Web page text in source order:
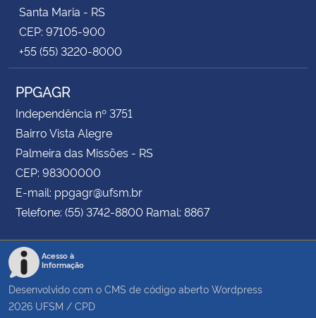
Santa Maria - RS
CEP: 97105-900
+55 (55) 3220-8000
PPGAGR
Independência nº 3751
Bairro Vista Alegre
Palmeira das Missões - RS
CEP: 98300000
E-mail: ppgagr@ufsm.br
Telefone: (55) 3742-8800 Ramal: 8867
Acesso à
Informação
Desenvolvido com o CMS de código aberto Wordpress
2026 UFSM / CPD